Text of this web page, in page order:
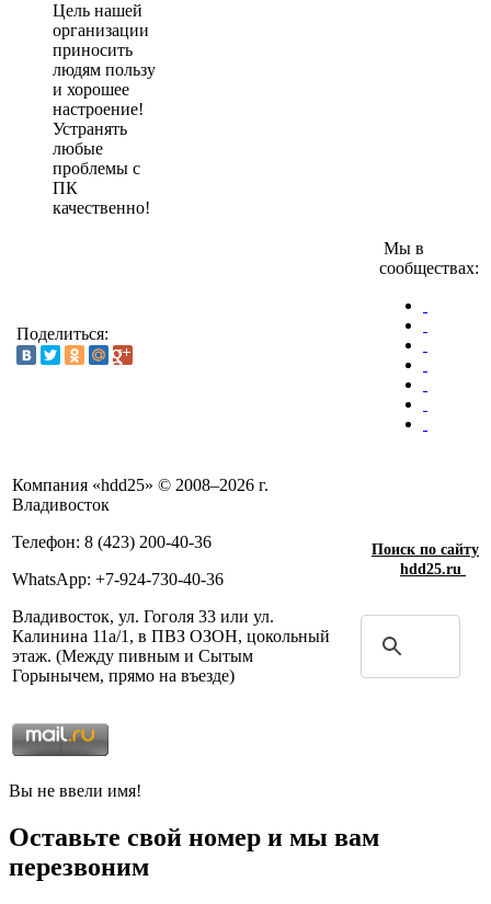
Цель нашей
организации
приносить
людям пользу
и хорошее
настроение!
Устранять
любые
проблемы с
ПК
качественно!
Поделиться:
Мы в
сообществах:
Компания «hdd25» © 2008–2026 г.
Владивосток
Телефон: 8 (423) 200-40-36
WhatsApp: +7-924-730-40-36
Владивосток, ул. Гоголя 33 или ул.
Калинина 11а/1, в ПВЗ ОЗОН, цокольный
этаж. (Между пивным и Сытым
Горынычем, прямо на въезде)
Поиск по сайту
hdd25.ru
Вы не ввели имя!
Оставьте свой номер и мы вам
перезвоним